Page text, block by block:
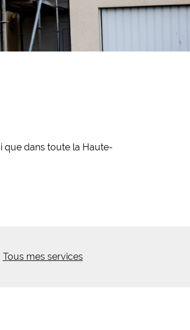
que dans toute la Haute-
Tous mes services